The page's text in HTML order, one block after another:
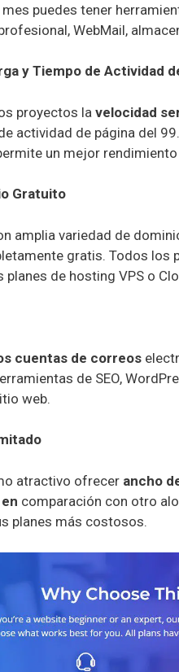
puedes tener
WebMail,
y Tiempo de Actividad
proyectos la velocidad
actividad de página del
un mejor
Gratuito
amplia variedad de
gratis. Todos los
planes de hosting VPS o
cuentas de correos
de SEO,
web.
atractivo ofrecer ancho
en comparación con otro
planes más costosos.